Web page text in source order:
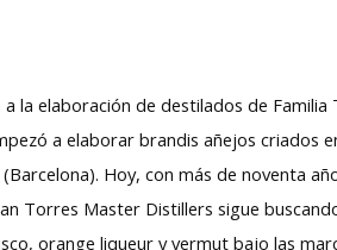
la elaboración de destilados de
a elaborar brandis añejos criados
Hoy, con más de noventa
Torres Master Distillers sigue
orange liqueur y vermut bajo las